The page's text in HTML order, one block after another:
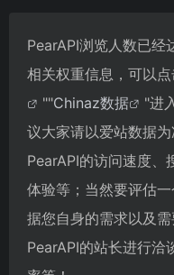
PearAPI浏览人数已
相关权重信息，可以
""Chinaz数据
"进
议大家请以爱站数据
PearAPI的访问速度、
体验等；当然要评估
据您自身的需求以及
PearAPI的站长进行洽